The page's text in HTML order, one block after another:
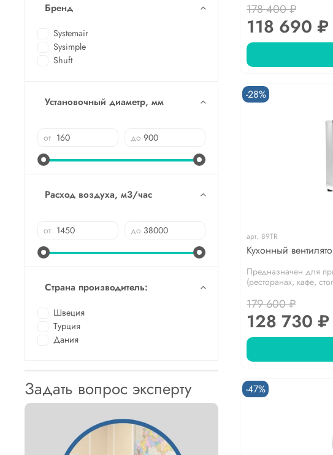
178 400 ₽
118 690 ₽
-28%
арт. 89TR
Кухонный
Предназначен для
(ресторанах, кафе,
179 600 ₽
128 730 ₽
-47%
Бренд
Systemair
Sysimple
Shuft
Установочный диаметр, мм
от до
Расход воздуха, м3/час
от до
Страна производитель:
Швеция
Турция
Дания
Задать вопрос эксперту